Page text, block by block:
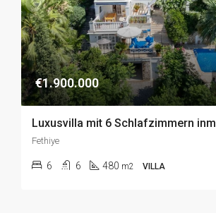
€1.900.000
Fethiye
6 6 480 m2 VILLA